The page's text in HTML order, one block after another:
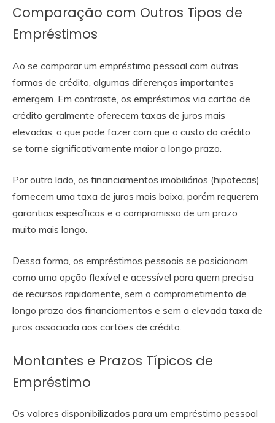
Comparação com Outros Tipos de
Empréstimos
Ao se comparar um empréstimo pessoal com outras
formas de crédito, algumas diferenças importantes
emergem. Em contraste, os empréstimos via cartão de
crédito geralmente oferecem taxas de juros mais
elevadas, o que pode fazer com que o custo do crédito
se torne significativamente maior a longo prazo.
Por outro lado, os financiamentos imobiliários (hipotecas)
fornecem uma taxa de juros mais baixa, porém requerem
garantias específicas e o compromisso de um prazo
muito mais longo.
Dessa forma, os empréstimos pessoais se posicionam
como uma opção flexível e acessível para quem precisa
de recursos rapidamente, sem o comprometimento de
longo prazo dos financiamentos e sem a elevada taxa de
juros associada aos cartões de crédito.
Montantes e Prazos Típicos de
Empréstimo
Os valores disponibilizados para um empréstimo pessoal